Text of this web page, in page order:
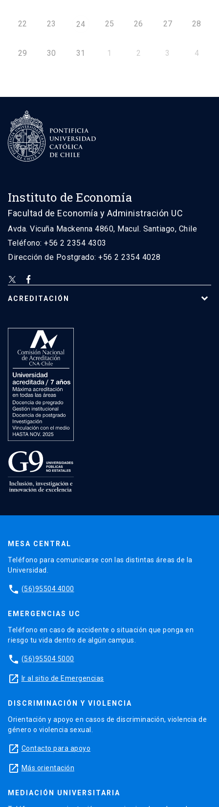
22 23 24 25 26 27 28
29 30 31 1 2 3 4
Instituto de Economía
Facultad de Economía y Administración UC
Avda. Vicuña Mackenna 4860, Macul. Santiago, Chile
Teléfono: +56 2 2354 4303
Dirección de Postgrado: +56 2 2354 4028
ACREDITACIÓN
MESA CENTRAL
Teléfono para comunicarse con las distintas áreas de la
Universidad.
phone (56)95504 4000
EMERGENCIAS UC
Teléfono en caso de accidente o situación que ponga en
riesgo tu vida dentro de algún campus.
phone (56)95504 5000
launch Ir al sitio de Emergencias
DISCRIMINACIÓN Y VIOLENCIA
Orientación y apoyo en casos de discriminación, violencia de
género o violencia sexual.
launch Contacto para apoyo
launch Más orientación
MEDIACIÓN UNIVERSITARIA